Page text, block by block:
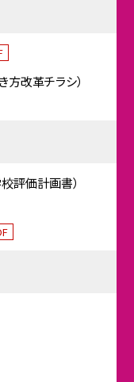
方改革チラシ）
評価計画書）